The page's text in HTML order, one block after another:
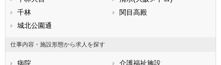
滋賀県
兵庫県
千林
関目高殿
城北公園通
仕事内容・施設形態から求人を探す
病院
介護福祉施設